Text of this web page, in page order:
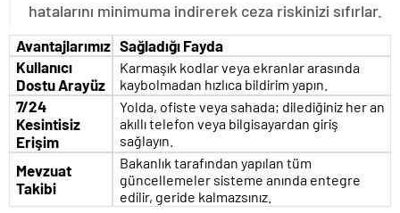
hatalarını minimuma indirerek ceza riskinizi sıfırlar.
Avantajlarımız Sağladığı Fayda
Kullanıcı
Dostu Arayüz
Karmaşık kodlar veya ekranlar arasında
kaybolmadan hızlıca bildirim yapın.
7/24
Kesintisiz
Erişim
Yolda, ofiste veya sahada; dilediğiniz her an
akıllı telefon veya bilgisayardan giriş
sağlayın.
Mevzuat
Takibi
Bakanlık tarafından yapılan tüm
güncellemeler sisteme anında entegre
edilir, geride kalmazsınız.